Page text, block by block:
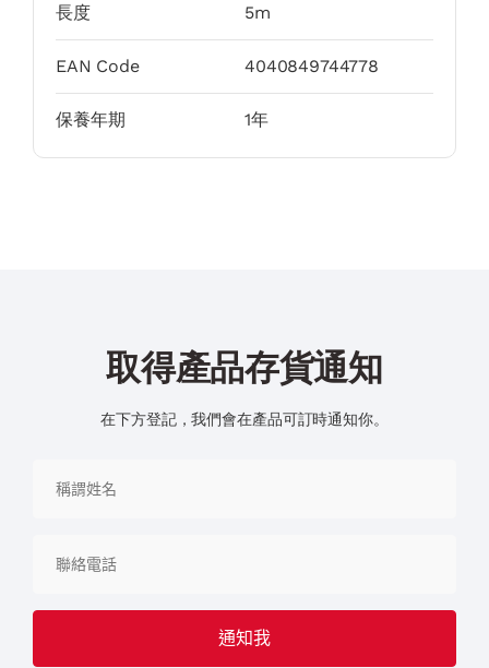
長度 5m
EAN Code 4040849744778
保養年期 1年
取得產品存貨通知
在下方登記，我們會在產品可訂時通知你。